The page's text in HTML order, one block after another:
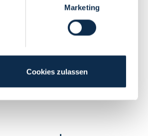
Marketing
Cookies zulassen